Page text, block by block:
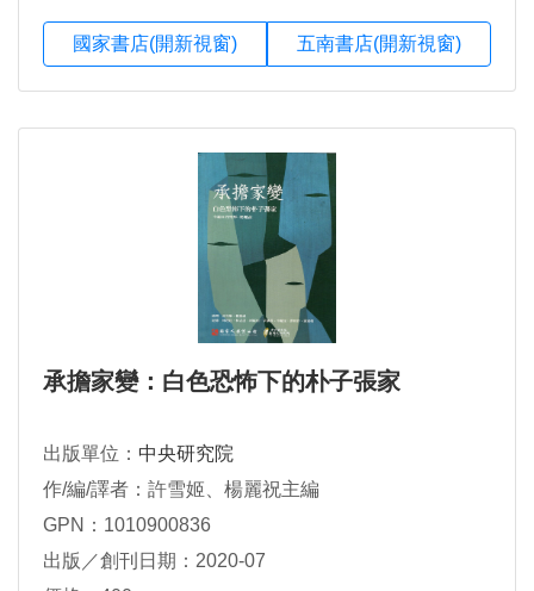
國家書店(開新視窗) 五南書店(開新視窗)
承擔家變：白色恐怖下的朴子張家
出版單位： 中央研究院
作/編/譯者：許雪姬、楊麗祝主編
GPN：1010900836
出版／創刊日期：2020-07